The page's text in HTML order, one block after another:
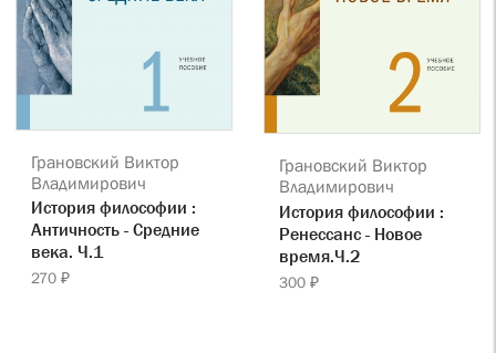
Грановский Виктор
Владимирович
История философии :
Античность - Средние
века. Ч.1
270 ₽
Грановский Виктор
Владимирович
История философии :
Ренессанс - Новое
время.Ч.2
300 ₽